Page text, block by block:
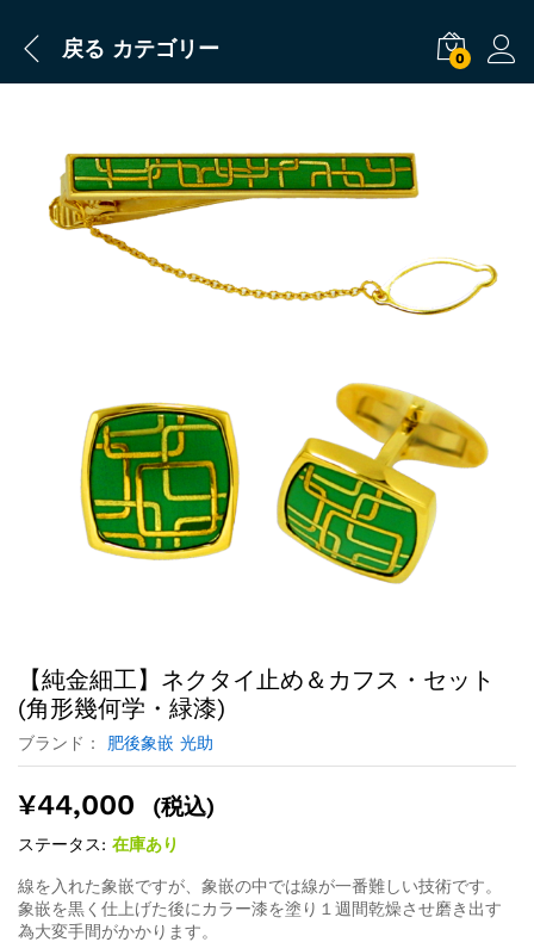
戻る カテゴリー 0
【純金細工】ネクタイ止め＆カフス・セット
(角形幾何学・緑漆)
ブランド： 肥後象嵌 光助
¥44,000 (税込)
ステータス: 在庫あり
線を入れた象嵌ですが、象嵌の中では線が一番難しい技術です。
象嵌を黒く仕上げた後にカラー漆を塗り１週間乾燥させ磨き出す
為大変手間がかかります。